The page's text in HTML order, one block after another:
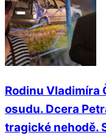
Rodinu Vladimíra
osudu. Dcera
tragické nehodě.